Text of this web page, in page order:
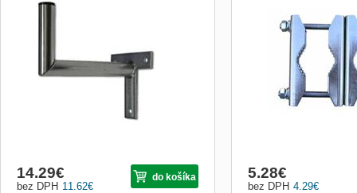
OEM držák antény na zeď 20 cm -
11.62€
bez DPH
14.29€ do košíka
trubky na stožiar alebo
STR21 je určený pre
aplikácie kde sa
uchytenie trubky na
predovšetkým pre
stožiara. uchytenie na s
4.29€
bez DPH
5.28€